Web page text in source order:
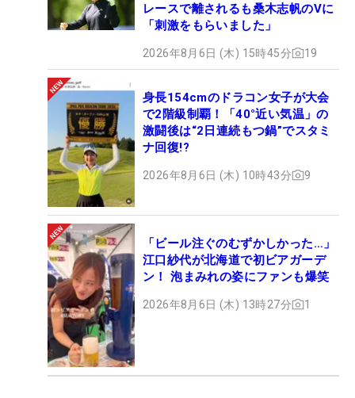
レースで離されるも桑木志帆のVに
「刺激をもらいました」
2026年8月6日 (木) 15時45分 19
身長154cmのドラコン女子が大会
で2階級制覇！「40°近い気温」の
激闘後は“2日連続もつ鍋”でスタミ
ナ回復!?
2026年8月6日 (木) 10時43分 9
「ビール注ぐのむずかしかった…」
江口紗代が北海道で初ビアガーデ
ン！ 泡まみれの姿にファンも爆笑
2026年8月6日 (木) 13時27分 1